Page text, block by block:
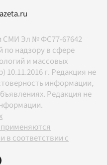
СМИ Эл № ФС77-67642
надзору в сфере
и массовых
г. Редакция не
информации,
Редакция не
в соответствии с